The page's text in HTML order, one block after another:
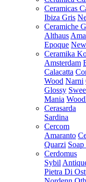
Ceramicas
Ibiza Gris
Ceramiche
Althaus
Epoque
Ceramika
Amsterdam
Calacatta
Wood Narni
Glossy
Mania
Cerasarda
Sardina
Cercom
Amaranto
Quarzi Soap
Cerdomus
Sybil
Pietra Di